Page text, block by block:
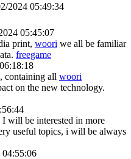
2024 05:49:34
05:45:07
print, woori we all be familiar
freegame
containing all woori
on the new technology.
I will be interested in more
useful topics, i will be always
04:55:06